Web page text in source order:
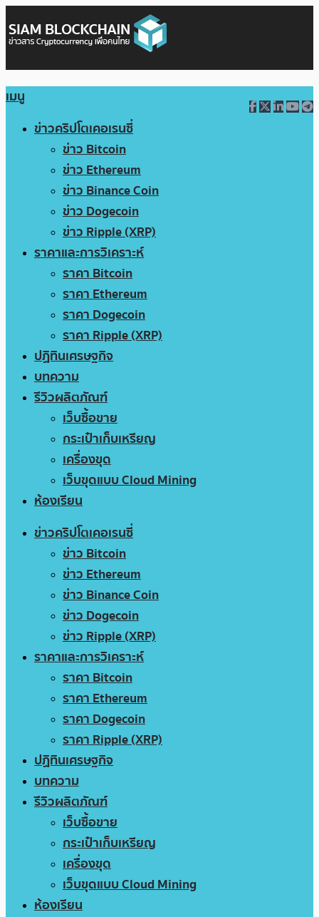
เมนู
ข่าวคริปโตเคอเรนซี่
ข่าว Bitcoin
ข่าว Ethereum
ข่าว Binance Coin
ข่าว Dogecoin
ข่าว Ripple (XRP)
ราคาและการวิเคราะห์
ราคา Bitcoin
ราคา Ethereum
ราคา Dogecoin
ราคา Ripple (XRP)
ปฏิทินเศรษฐกิจ
บทความ
รีวิวผลิตภัณฑ์
เว็บซื้อขาย
กระเป๋าเก็บเหรียญ
เครื่องขุด
เว็บขุดแบบ Cloud Mining
ห้องเรียน
ข่าวคริปโตเคอเรนซี่
ข่าว Bitcoin
ข่าว Ethereum
ข่าว Binance Coin
ข่าว Dogecoin
ข่าว Ripple (XRP)
ราคาและการวิเคราะห์
ราคา Bitcoin
ราคา Ethereum
ราคา Dogecoin
ราคา Ripple (XRP)
ปฏิทินเศรษฐกิจ
บทความ
รีวิวผลิตภัณฑ์
เว็บซื้อขาย
กระเป๋าเก็บเหรียญ
เครื่องขุด
เว็บขุดแบบ Cloud Mining
ห้องเรียน